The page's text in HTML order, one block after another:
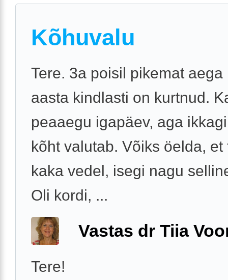
Kõhuvalu
Tere. 3a poisil pikemat aega
aasta kindlasti on kurtnud.
peaaegu igapäev, aga
kõht valutab. Võiks öelda, et
kaka vedel, isegi nagu
Oli kordi, ...
Vastas dr Tiia
Tere!